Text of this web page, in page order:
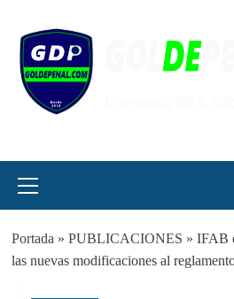
contenido
principal
Portada » PUBLICACIONES » IFAB
las nuevas modificaciones al